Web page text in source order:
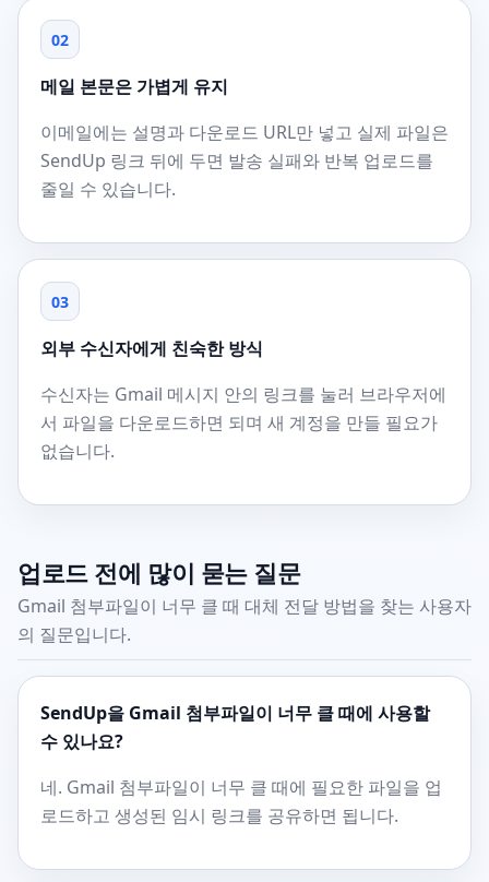
02
메일 본문은 가볍게 유지
이메일에는 설명과 다운로드 URL만 넣고 실제 파일은
SendUp 링크 뒤에 두면 발송 실패와 반복 업로드를
줄일 수 있습니다.
03
외부 수신자에게 친숙한 방식
수신자는 Gmail 메시지 안의 링크를 눌러 브라우저에
서 파일을 다운로드하면 되며 새 계정을 만들 필요가
없습니다.
업로드 전에 많이 묻는 질문
Gmail 첨부파일이 너무 클 때 대체 전달 방법을 찾는 사용자
의 질문입니다.
SendUp을 Gmail 첨부파일이 너무 클 때에 사용할
수 있나요?
네. Gmail 첨부파일이 너무 클 때에 필요한 파일을 업
로드하고 생성된 임시 링크를 공유하면 됩니다.